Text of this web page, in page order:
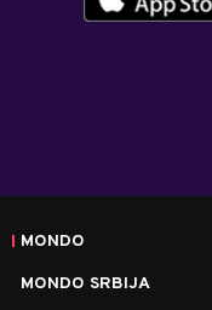
MONDO
MONDO SRBIJA